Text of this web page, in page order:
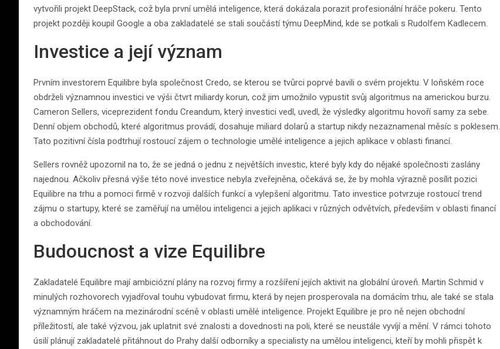
vytvořili projekt DeepStack, což byla první umělá inteligence, která dokázala porazit profesionální hráče pokeru. Tento
projekt později koupil Google a oba zakladatelé se stali součástí týmu DeepMind, kde se potkali s Rudolfem Kadlecem.
Investice a její význam
Prvním investorem Equilibre byla společnost Credo, se kterou se tvůrci poprvé bavili o svém projektu. V loňském roce
obdrželi významnou investici ve výši čtvrt miliardy korun, což jim umožnilo vypustit svůj algoritmus na americkou burzu.
Cameron Sellers, viceprezident fondu Creandum, který investici vedl, uvedl, že výsledky algoritmu hovoří samy za sebe.
Denní objem obchodů, které algoritmus provádí, dosahuje miliard dolarů a startup nikdy nezaznamenal měsíc s poklesem.
Tato pozitivní čísla podtrhují rostoucí zájem o technologie umělé inteligence a jejich aplikace v oblasti financí.
Sellers rovněž upozornil na to, že se jedná o jednu z největších investic, které byly kdy do nějaké společnosti zaslány
najednou. Ačkoliv přesná výše této nové investice nebyla zveřejněna, očekává se, že by mohla výrazně posílit pozici
Equilibre na trhu a pomoci firmě v rozvoji dalších funkcí a vylepšení algoritmu. Tato investice potvrzuje rostoucí trend
zájmu o startupy, které se zaměřují na umělou inteligenci a jejich aplikaci v různých odvětvích, především v oblasti financí
a obchodování.
Budoucnost a vize Equilibre
Zakladatelé Equilibre mají ambiciózní plány na rozvoj firmy a rozšíření jejích aktivit na globální úroveň. Martin Schmid v
minulých rozhovorech vyjadřoval touhu vybudovat firmu, která by nejen prosperovala na domácím trhu, ale také se stala
významným hráčem na mezinárodní scéně v oblasti umělé inteligence. Projekt Equilibre je pro ně nejen obchodní
příležitostí, ale také výzvou, jak uplatnit své znalosti a dovednosti na poli, které se neustále vyvíjí a mění. V rámci tohoto
úsilí plánují zakladatelé přitáhnout do Prahy další odborníky a specialisty na umělou inteligenci, kteří by mohli přispět k